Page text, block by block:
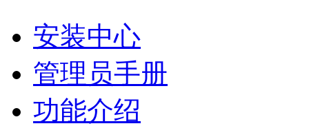
安装中心
管理员手册
功能介绍